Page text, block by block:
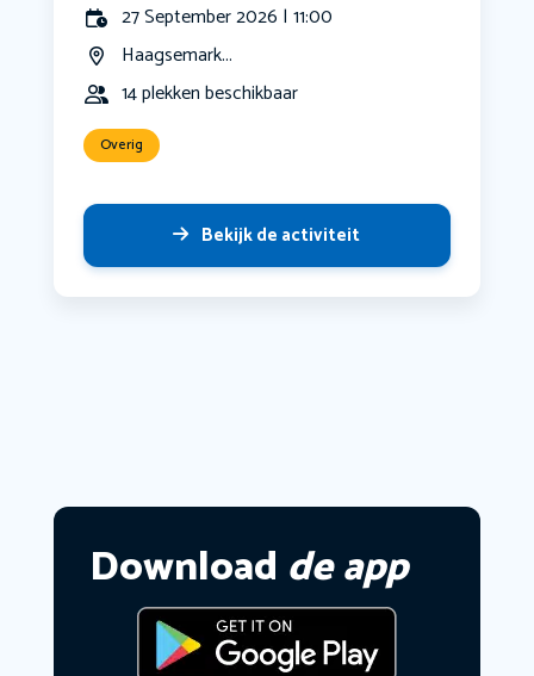
27 September 2026 | 11:00
Haagsemark...
14 plekken beschikbaar
Overig
Bekijk de activiteit
Download de app